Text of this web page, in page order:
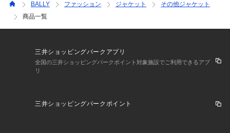
BALLY ファッション ジャケット
その他ジャケット
商品一覧
三井ショッピングパークアプリ
全国の三井ショッピングパークポイント対象施設でご利用できるアプ
リ
三井ショッピングパークポイント